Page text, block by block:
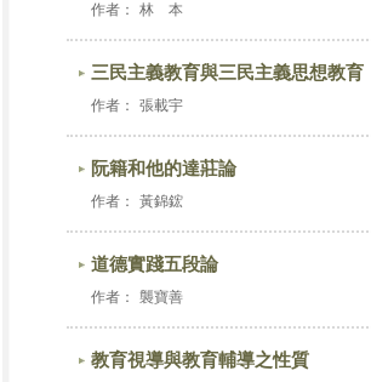
作者： 林 本
三民主義教育與三民主義思想教育
作者： 張載宇
阮籍和他的達莊論
作者： 黃錦鋐
道德實踐五段論
作者： 襲寶善
教育視導與教育輔導之性質